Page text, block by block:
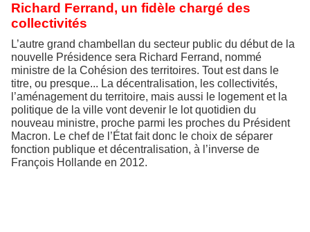
Richard Ferrand, un fidèle chargé des
collectivités
L’autre grand chambellan du secteur public du début de la
nouvelle Présidence sera Richard Ferrand, nommé
ministre de la Cohésion des territoires. Tout est dans le
titre, ou presque... La décentralisation, les collectivités,
l’aménagement du territoire, mais aussi le logement et la
politique de la ville vont devenir le lot quotidien du
nouveau ministre, proche parmi les proches du Président
Macron. Le chef de l’État fait donc le choix de séparer
fonction publique et décentralisation, à l’inverse de
François Hollande en 2012.